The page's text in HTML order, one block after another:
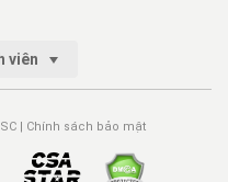
viên
| Chính sách bảo mật